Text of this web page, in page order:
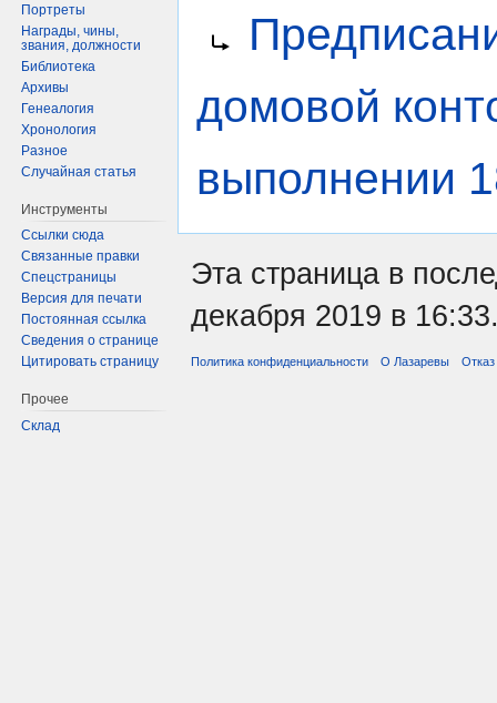
навигации
поиску
домовой
выполнении
Портреты
Награды, чины,
звания, должности
Библиотека
Архивы
Генеалогия
Хронология
Разное
Случайная статья
Инструменты
Ссылки сюда
Связанные правки
Спецстраницы
Версия для печати
Постоянная ссылка
Сведения о странице
Цитировать страницу
Прочее
Склад
Эта страница в
декабря 2019 в
Политика конфиденциальности О Лазаревы Отказ